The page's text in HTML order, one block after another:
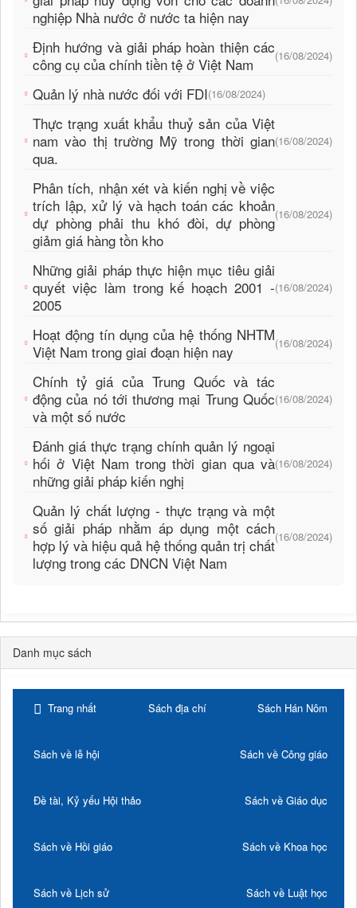
nghiệp Nhà nước ở nước ta hiện nay
Định hướng và giải pháp hoàn thiện các
công cụ của chính tiền tệ ở Việt Nam
(16/08/2024)
Quản lý nhà nước đối với FDI(16/08/2024)
Thực trạng xuất khẩu thuỷ sản của Việt
nam vào thị trường Mỹ trong thời gian
qua.
(16/08/2024)
Phân tích, nhận xét và kiến nghị về việc
trích lập, xử lý và hạch toán các khoản
dự phòng phải thu khó đòi, dự phòng
giảm giá hàng tồn kho
(16/08/2024)
Những giải pháp thực hiện mục tiêu giải
quyết việc làm trong kế hoạch 2001 -
2005
(16/08/2024)
Hoạt động tín dụng của hệ thống NHTM
Việt Nam trong giai đoạn hiện nay
(16/08/2024)
Chính tỷ giá của Trung Quốc và tác
động của nó tới thương mại Trung Quốc
và một số nước
(16/08/2024)
Đánh giá thực trạng chính quản lý ngoại
hối ở Việt Nam trong thời gian qua và
những giải pháp kiến nghị
(16/08/2024)
Quản lý chất lượng - thực trạng và một
số giải pháp nhằm áp dụng một cách
hợp lý và hiệu quả hệ thống quản trị chất
lượng trong các DNCN Việt Nam
(16/08/2024)
Danh mục sách
Trang nhất Sách địa chí Sách Hán Nôm
Sách về lễ hội Sách về Công giáo
Đề tài, Kỷ yếu Hội thảo Sách về Giáo dục
Sách về Hồi giáo Sách về Khoa học
Sách về Lịch sử Sách về Luật học